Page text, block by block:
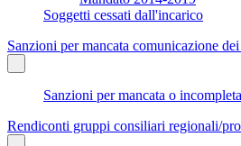
Soggetti cessati dall'incarico
Sanzioni per mancata comunicazione
Sanzioni per mancata o
Rendiconti gruppi consiliari regionali/